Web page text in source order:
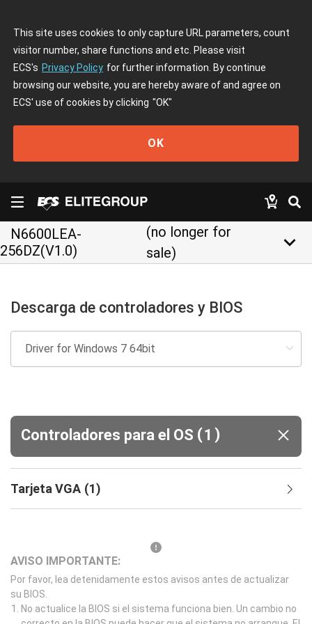
This site uses cookies to only capture URL parameters, count
visitor number, share functions and etc. Please visit
ECS's Privacy Policy for further information. By continue
browsing our website, you are hereby aware of and agree on
ECS' use of cookies by clicking "OK"
OK
N6600LEA-
256DZ(V1.0)
(no longer for
sale)
keyboard_arrow_down
Descarga de controladores y BIOS
Controladores para el OS (1 )
Tarjeta VGA (1)
AVISO IMPORTANTE:
Por favor, lea detenidamente estos avisos antes de actualizar
su BIOS.
No actualice la BIOS si el sistema funciona bien. Un cambio no